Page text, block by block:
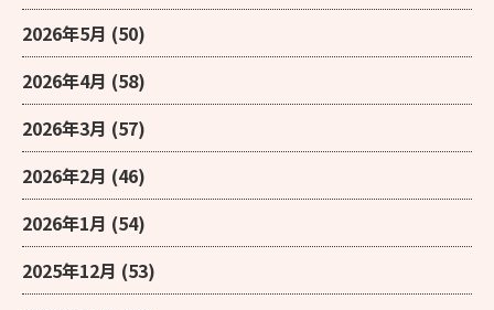
2026年5月 (50)
2026年4月 (58)
2026年3月 (57)
2026年2月 (46)
2026年1月 (54)
2025年12月 (53)